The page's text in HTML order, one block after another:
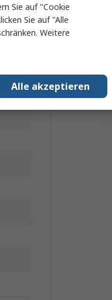
Sie auf "Cookie
Sie auf "Alle
Weitere
Alle akzeptieren